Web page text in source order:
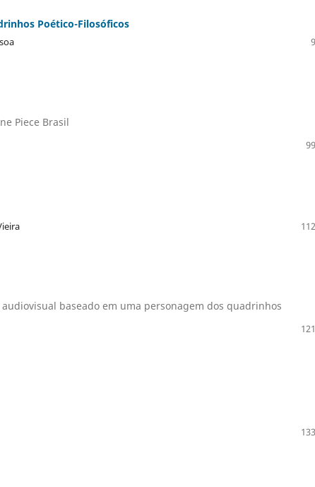
Poético-Filosóficos
Piece Brasil
baseado em uma personagem dos quadrinhos